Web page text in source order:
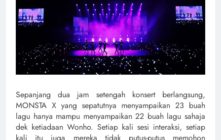
Sepanjang dua jam setengah konsert berlangsung,
MONSTA X yang sepatutnya menyampaikan 23 buah
lagu hanya mampu menyampaikan 22 buah lagu sahaja
dek ketiadaan Wonho. Setiap kali sesi interaksi, setiap